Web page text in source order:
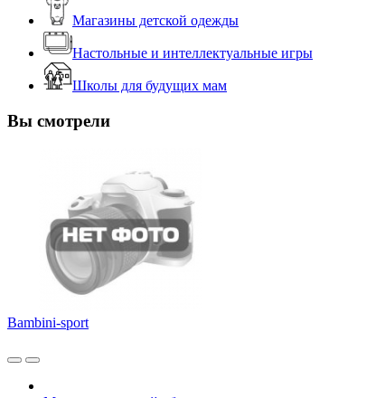
Магазины детской одежды
Настольные и интеллектуальные игры
Школы для будущих мам
Вы смотрели
Bambini-sport